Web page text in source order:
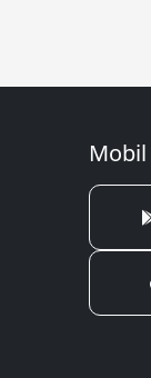
Mobil